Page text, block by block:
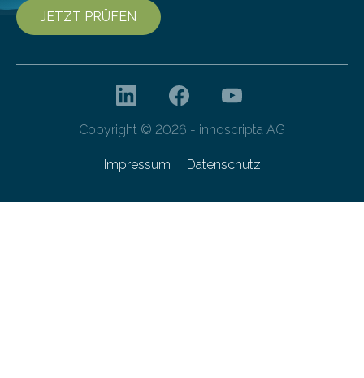
JETZT PRÜFEN
Copyright © 2026 - innoscripta AG
Impressum Datenschutz